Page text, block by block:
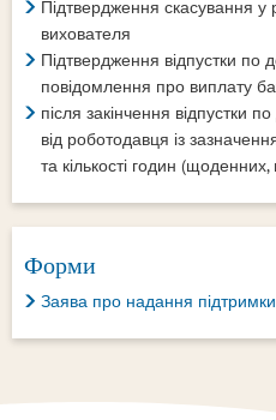
Підтвердження скасування у
вихователя
Підтвердження відпустки по
повідомлення про виплату
після закінчення відпустки
від роботодавця із
та кількості годин
Форми
Заява про надання